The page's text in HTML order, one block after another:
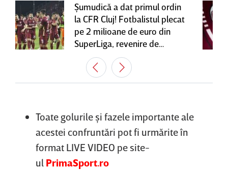
Şumudică a dat primul ordin
la CFR Cluj! Fotbalistul plecat
pe 2 milioane de euro din
SuperLiga, revenire de
senzaţie în Gruia
Toate golurile şi fazele importante ale
acestei confruntări pot fi urmărite în
format LIVE VIDEO pe site-
ul PrimaSport.ro